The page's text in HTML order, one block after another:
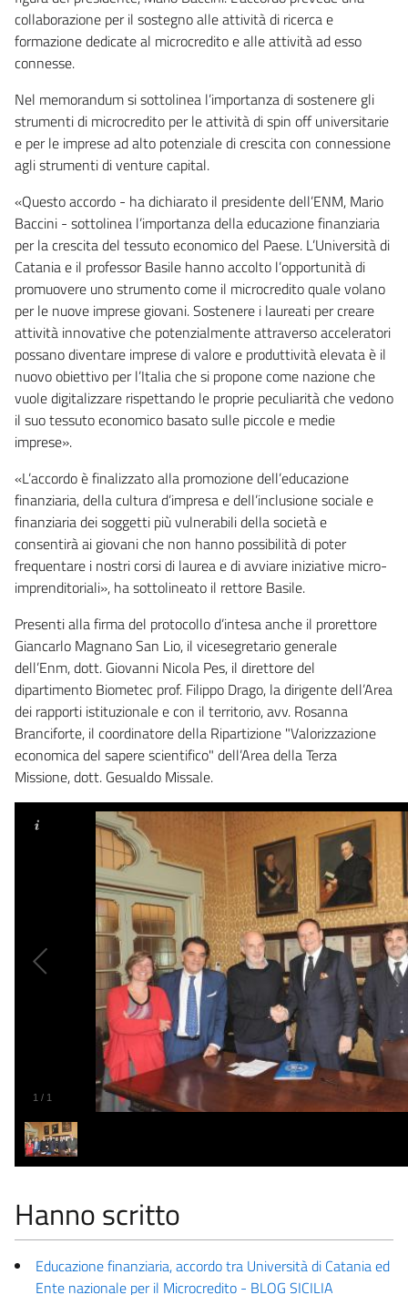
collaborazione per il sostegno alle attività di ricerca e
formazione dedicate al microcredito e alle attività ad esso
connesse.
Nel memorandum si sottolinea l’importanza di sostenere gli
strumenti di microcredito per le attività di spin off universitarie
e per le imprese ad alto potenziale di crescita con connessione
agli strumenti di venture capital.
«Questo accordo - ha dichiarato il presidente dell’ENM, Mario
Baccini - sottolinea l’importanza della educazione finanziaria
per la crescita del tessuto economico del Paese. L’Università di
Catania e il professor Basile hanno accolto l’opportunità di
promuovere uno strumento come il microcredito quale volano
per le nuove imprese giovani. Sostenere i laureati per creare
attività innovative che potenzialmente attraverso acceleratori
possano diventare imprese di valore e produttività elevata è il
nuovo obiettivo per l’Italia che si propone come nazione che
vuole digitalizzare rispettando le proprie peculiarità che vedono
il suo tessuto economico basato sulle piccole e medie
imprese».
«L’accordo è finalizzato alla promozione dell’educazione
finanziaria, della cultura d’impresa e dell’inclusione sociale e
finanziaria dei soggetti più vulnerabili della società e
consentirà ai giovani che non hanno possibilità di poter
frequentare i nostri corsi di laurea e di avviare iniziative micro-
imprenditoriali», ha sottolineato il rettore Basile.
Presenti alla firma del protocollo d’intesa anche il prorettore
Giancarlo Magnano San Lio, il vicesegretario generale
dell’Enm, dott. Giovanni Nicola Pes, il direttore del
dipartimento Biometec prof. Filippo Drago, la dirigente dell’Area
dei rapporti istituzionale e con il territorio, avv. Rosanna
Branciforte, il coordinatore della Ripartizione "Valorizzazione
economica del sapere scientifico" dell’Area della Terza
Missione, dott. Gesualdo Missale.
1 / 1
Hanno scritto
Educazione finanziaria, accordo tra Università di Catania ed
Ente nazionale per il Microcredito - BLOG SICILIA